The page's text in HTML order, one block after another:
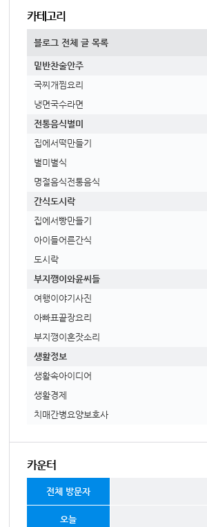
카테고리
블로그 전체 글 목록
밑반찬술안주
국찌개찜요리
냉면국수라면
전통음식별미
집에서떡만들기
별미별식
명절음식전통음식
간식도시락
집에서빵만들기
아이들어른간식
도시락
부지깽이와윤씨들
여행이야기사진
아빠표끝장요리
부지깽이혼잣소리
생활정보
생활속아이디어
생활경제
치매간병요양보호사
카운터
전체 방문자
오늘